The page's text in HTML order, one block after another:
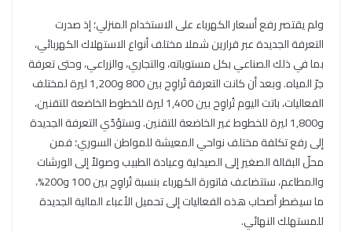
ولم يقتصر رفع أسعار الكهرباء على الاستخدام المنزلي؛ إذ صدرت
التعرفة الجديدة عبر قرارين شملا مختلف أنواع الاستهلاك الكهربائي،
بما في ذلك الصناعي بكل مستوياته، والتجاري، والزراعي، وحتى تعرفة
جرّ المياه. وبعد أن كانت التعرفة تُراوِح بين 800 و1,200 ليرة لمختلف
الفعاليات، باتت اليوم تُراوِح بين 1,400 ليرة للخطوط الخاضعة للتقنين،
و1,800 ليرة للخطوط غير الخاضعة للتقنين. وستؤدّي التعرفة الجديدة
إلى رفع تكلفة مختلف نواحي المعيشة للمواطن السوري؛ فمن
محلّ البقالة الصغير إلى الصيدلية وعيادة الطبيب وصولاً إلى الورشات
والمطاعم، ستتضاعف فاتورة الكهرباء بنسبة تُراوِح بين 100 و200%،
ما سيضطر أصحاب هذه الفعاليات إلى تحميل الأعباء المالية الجديدة
للمستهلك النهائي.